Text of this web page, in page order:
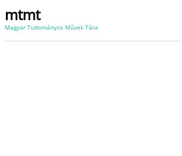
mtmt
Magyar Tudományos Művek Tára